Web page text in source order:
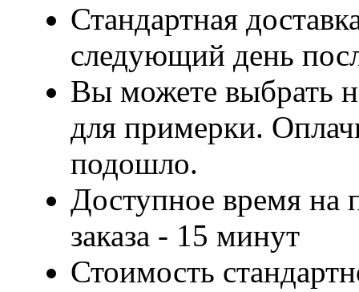
Стандартная
следующий день
Вы можете выбрать
для примерки.
подошло.
Доступное время на
заказа - 15 минут
Стоимость